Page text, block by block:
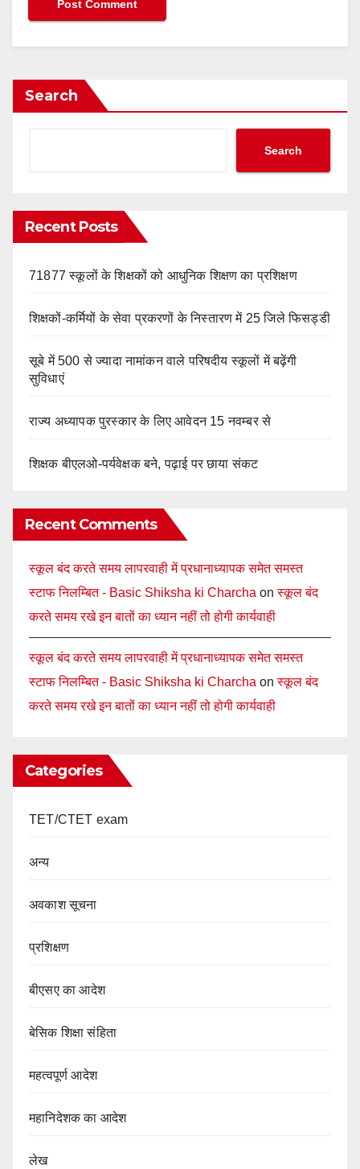
Search
Search
Recent Posts
71877 स्कूलों के शिक्षकों को आधुनिक शिक्षण का प्रशिक्षण
शिक्षकों-कर्मियों के सेवा प्रकरणों के निस्तारण में 25 जिले फिसड्डी
सूबे में 500 से ज्यादा नामांकन वाले परिषदीय स्कूलों में बढ़ेंगी
सुविधाएं
राज्य अध्यापक पुरस्कार के लिए आवेदन 15 नवम्बर से
शिक्षक बीएलओ-पर्यवेक्षक बने, पढ़ाई पर छाया संकट
Recent Comments
स्कूल बंद करते समय लापरवाही में प्रधानाध्यापक समेत समस्त
स्टाफ निलम्बित - Basic Shiksha ki Charcha onस्कूल बंद
करते समय रखे इन बातों का ध्यान नहीं तो होगी कार्यवाही
स्कूल बंद करते समय लापरवाही में प्रधानाध्यापक समेत समस्त
स्टाफ निलम्बित - Basic Shiksha ki Charcha onस्कूल बंद
करते समय रखे इन बातों का ध्यान नहीं तो होगी कार्यवाही
Categories
TET/CTET exam
अन्य
अवकाश सूचना
प्रशिक्षण
बीएसए का आदेश
बेसिक शिक्षा संहिता
महत्वपूर्ण आदेश
महानिदेशक का आदेश
लेख